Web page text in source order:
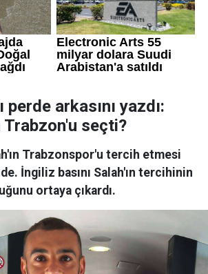
perde arkasını yazdı:
Trabzon'u seçti?
Trabzonspor'u tercih etmesi
İngiliz basını Salah'ın tercihinin
ortaya çıkardı.